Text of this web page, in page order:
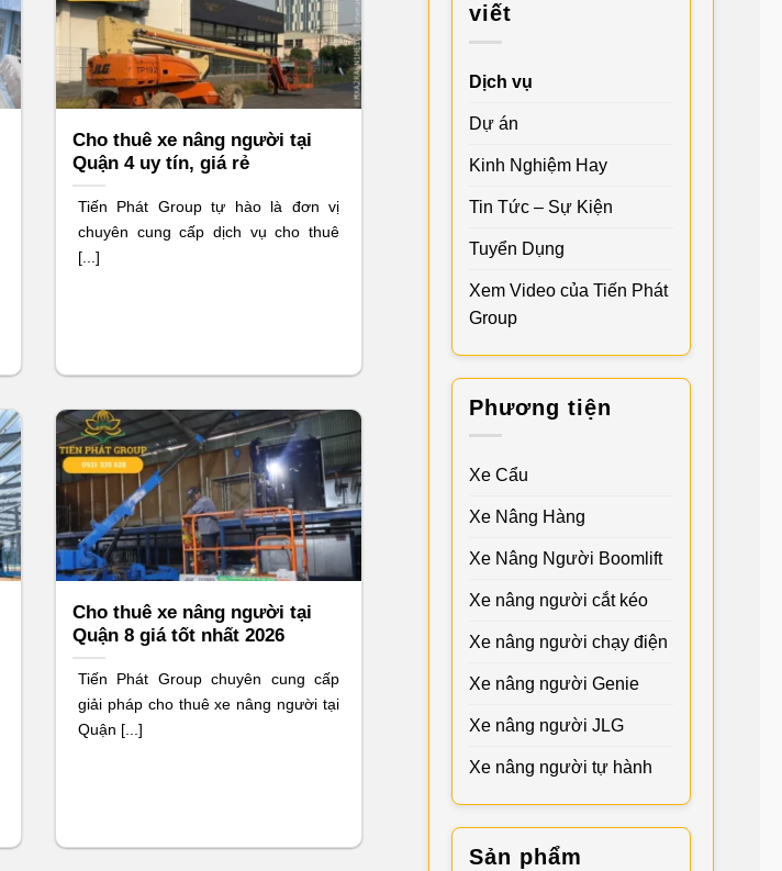
Cho thuê xe nâng người tại
Quận 4 uy tín, giá rẻ
Tiến Phát Group tự hào là đơn vị
chuyên cung cấp dịch vụ cho thuê
[...]
Cho thuê xe nâng người tại
Quận 8 giá tốt nhất 2026
Tiến Phát Group chuyên cung cấp
giải pháp cho thuê xe nâng người tại
Quận [...]
viết
Dịch vụ
Dự án
Kinh Nghiệm Hay
Tin Tức – Sự Kiện
Tuyển Dụng
Xem Video của Tiến Phát
Group
Phương tiện
Xe Cẩu
Xe Nâng Hàng
Xe Nâng Người Boomlift
Xe nâng người cắt kéo
Xe nâng người chạy điện
Xe nâng người Genie
Xe nâng người JLG
Xe nâng người tự hành
Sản phẩm